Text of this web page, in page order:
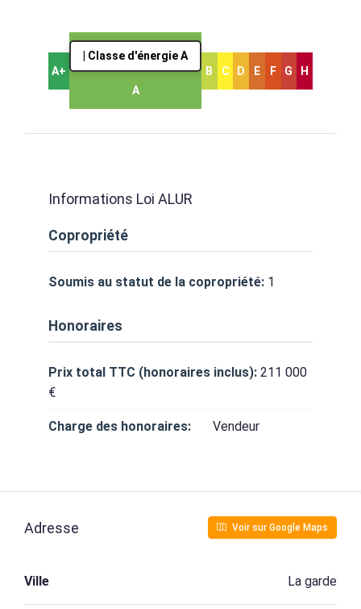
A+
| Classe d'énergie A
A
B C D E F G H
Informations Loi ALUR
Copropriété
Soumis au statut de la copropriété: 1
Honoraires
Prix total TTC (honoraires inclus): 211 000
€
Charge des honoraires: Vendeur
Adresse Voir sur Google Maps
Ville La garde